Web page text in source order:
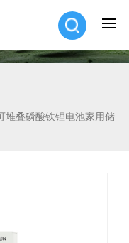
堆叠磷酸铁锂电池家用储